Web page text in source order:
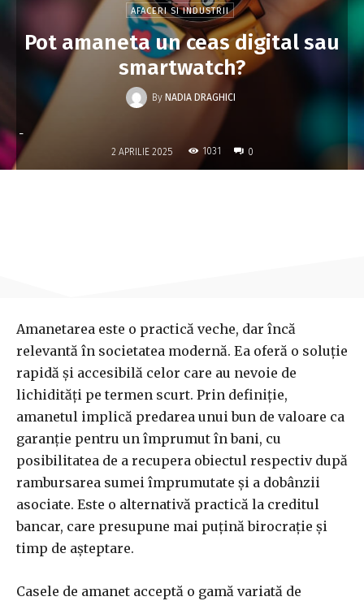
AFACERI SI INDUSTRII
Pot amaneta un ceas digital sau
smartwatch?
By NADIA DRAGHICI
-
2 APRILIE 2025 1031 0
Amanetarea este o practică veche, dar încă
relevantă în societatea modernă. Ea oferă o soluție
rapidă și accesibilă celor care au nevoie de
lichidități pe termen scurt. Prin definiție,
amanetul implică predarea unui bun de valoare ca
garanție pentru un împrumut în bani, cu
posibilitatea de a recupera obiectul respectiv după
rambursarea sumei împrumutate și a dobânzii
asociate. Este o alternativă practică la creditul
bancar, care presupune mai puțină birocrație și
timp de așteptare.
Casele de amanet acceptă o gamă variată de